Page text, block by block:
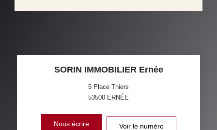
SORIN IMMOBILIER Ernée
5 Place Thiers
53500 ERNÉE
Nous écrire Voir le numéro